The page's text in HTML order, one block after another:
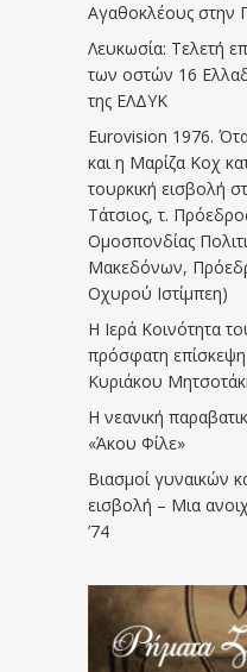
Αγαθοκλέους στην
Λευκωσία: Τελετή
των οστών 16
της ΕΛΔΥΚ
Eurovision 1976.
και η Μαρίζα Κοχ
τουρκική εισβολή
Τάτσιος, τ.
Ομοσπονδίας
Μακεδόνων,
Οχυρού Ιστίμπεη)
Η Ιερά Κοινότητα
πρόσφατη
Κυριάκου
Η νεανική
«Άκου Φίλε»
Βιασμοί γυναικών
εισβολή – Μια
’74